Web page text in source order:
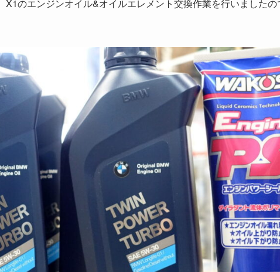
のエンジンオイル&オイルエレメント交換作業を行いましたの